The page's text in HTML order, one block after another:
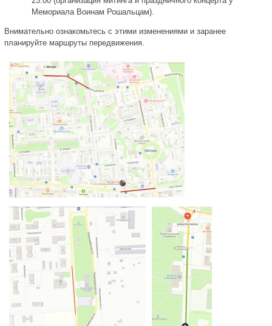
Мемориала Воинам Рошальцам).
Внимательно ознакомьтесь с этими изменениями и заранее
планируйте маршруты передвижения.